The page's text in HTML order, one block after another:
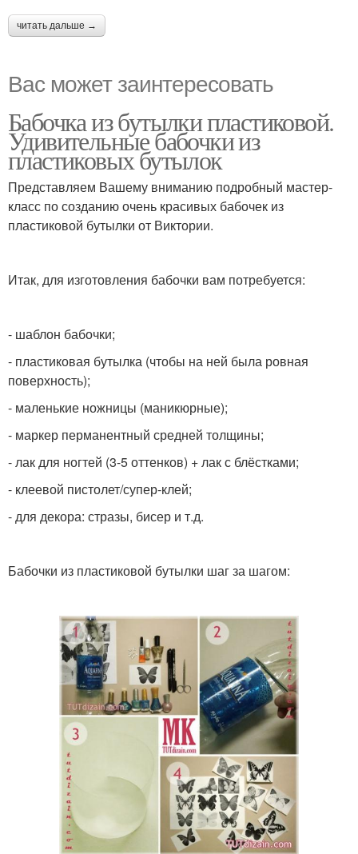
читать дальше →
Вас может заинтересовать
Бабочка из бутылки пластиковой.
Удивительные бабочки из
пластиковых бутылок
Представляем Вашему вниманию подробный мастер-
класс по созданию очень красивых бабочек из
пластиковой бутылки от Виктории.
Итак, для изготовления бабочки вам потребуется:
- шаблон бабочки;
- пластиковая бутылка (чтобы на ней была ровная
поверхность);
- маленькие ножницы (маникюрные);
- маркер перманентный средней толщины;
- лак для ногтей (3-5 оттенков) + лак с блёстками;
- клеевой пистолет/супер-клей;
- для декора: стразы, бисер и т.д.
Бабочки из пластиковой бутылки шаг за шагом: